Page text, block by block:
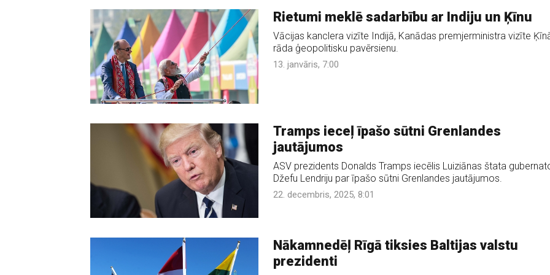
Rietumi meklē sadarbību ar Indiju un Ķīnu
Vācijas kanclera vizīte Indijā, Kanādas premjerministra vizīte
rāda ģeopolitisku pavērsienu.
13. janvāris, 7:00
Tramps ieceļ īpašo sūtni Grenlandes
jautājumos
ASV prezidents Donalds Tramps iecēlis Luiziānas štata
Džefu Lendriju par īpašo sūtni Grenlandes jautājumos.
22. decembris, 2025, 8:01
Nākamnedēļ Rīgā tiksies Baltijas valstu
prezidenti